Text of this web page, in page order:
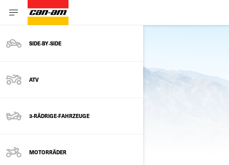
SIDE‑BY‑SIDE
ATV
3-RÄDRIGE-FAHRZEUGE
MOTORRÄDER
zurück zu den Modellen